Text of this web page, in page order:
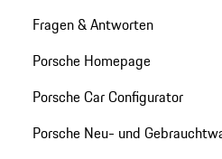
Fragen & Antworten
Porsche Homepage
Porsche Car Configurator
Porsche Neu- und